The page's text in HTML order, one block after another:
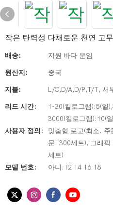
작은 탄력성 다채로운 천연 고
배송: 지원 바다 운임
원산지: 중국
지불: L/C,D/A,D/P,T/T, 서
리드 시간:
1-30(킬로그램):5(일
3000(킬로그램):10(
사용자 정의:
맞춤형 로고(최소.
문: 300세트), 그래
세트)
모델 번호:
아니.12 14 16 18